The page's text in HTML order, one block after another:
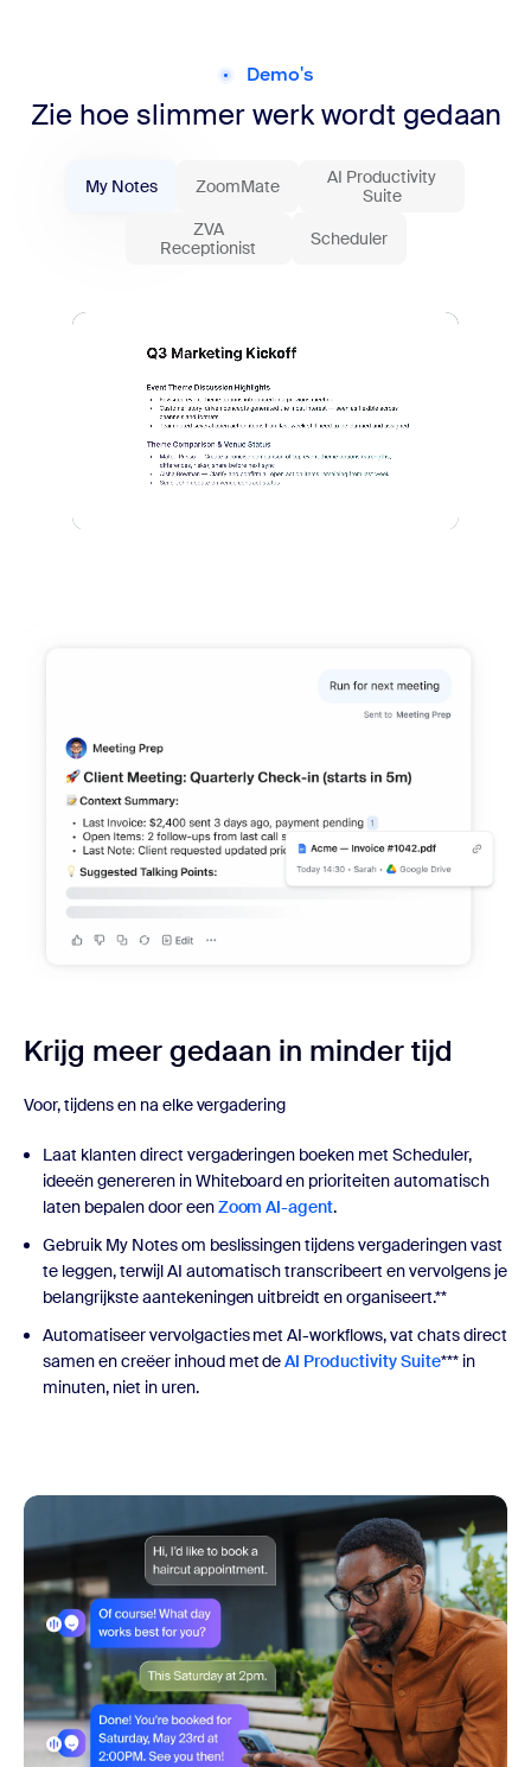
Demo's
Zie hoe slimmer werk wordt gedaan
My Notes ZoomMate
AI Productivity
Suite
ZVA
Receptionist
Scheduler
Krijg meer gedaan in minder tijd
Voor, tijdens en na elke vergadering
Laat klanten direct vergaderingen boeken met Scheduler,
ideeën genereren in Whiteboard en prioriteiten automatisch
laten bepalen door eenZoom AI-agent.
Gebruik My Notes om beslissingen tijdens vergaderingen vast
te leggen, terwijl AI automatisch transcribeert en vervolgens je
belangrijkste aantekeningen uitbreidt en organiseert.**
Automatiseer vervolgacties met AI-workflows, vat chats direct
samen en creëer inhoud met deAI Productivity Suite*** in
minuten, niet in uren.